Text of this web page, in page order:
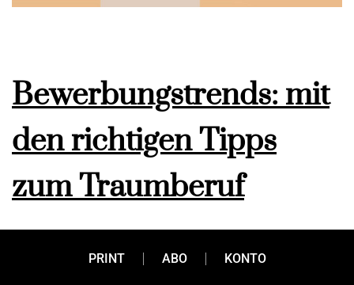
Bewerbungstrends: mit
den richtigen Tipps
zum Traumberuf
Jobplattformen, Firmenwebsites, Social Media oder doch
PRINT ABO KONTO